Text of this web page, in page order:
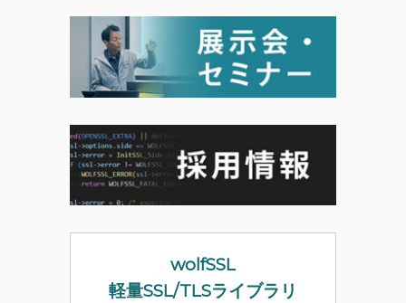
wolfSSL
軽量SSL/TLSライブラリ